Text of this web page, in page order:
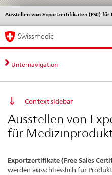
Direktnavigation
News,
Rechtsgrundlagen,
Kontakt
News & Updates
Ausstellen von Exportzertifikaten (FSC)
Sprachwahl
Service
Hauptnavigation
Swissmedic
Unternavigation
Context sidebar
Ausstellen von
für
Exportzertifikate (Free Sales
werden ausschliesslich für